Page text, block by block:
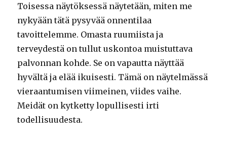
Toisessa näytöksessä näytetään, miten me
nykyään tätä pysyvää onnentilaa
tavoittelemme. Omasta ruumiista ja
terveydestä on tullut uskontoa muistuttava
palvonnan kohde. Se on vapautta näyttää
hyvältä ja elää ikuisesti. Tämä on näytelmässä
vieraantumisen viimeinen, viides vaihe.
Meidät on kytketty lopullisesti irti
todellisuudesta.